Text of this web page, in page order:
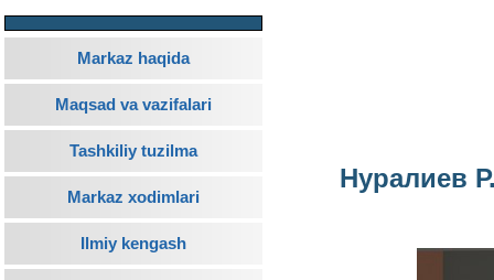
Markaz haqida
Maqsad va vazifalari
Tashkiliy tuzilma
Markaz xodimlari
Ilmiy kengash
Нуралиев